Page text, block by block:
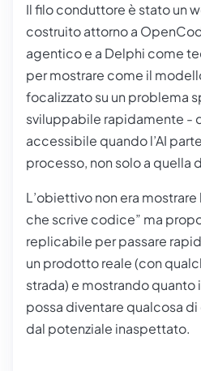
Il filo conduttore è stato un
costruito attorno a
agentico e a Delphi come
per mostrare come il
focalizzato su un problema
sviluppabile rapidamente -
accessibile quando l’AI
processo, non solo a quella
L’obiettivo non era
che scrive codice” ma
replicabile per passare
un prodotto reale (con
strada) e mostrando quanto
possa diventare qualcosa
dal potenziale inaspettato.